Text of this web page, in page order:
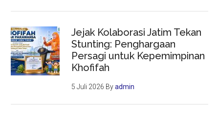
Jejak Kolaborasi Jatim Tekan
Stunting: Penghargaan
Persagi untuk Kepemimpinan
Khofifah
5 Juli 2026 Byadmin